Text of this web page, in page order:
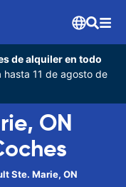
de alquiler en todo
hasta 11 de agosto de
ON
Ste. Marie, ON